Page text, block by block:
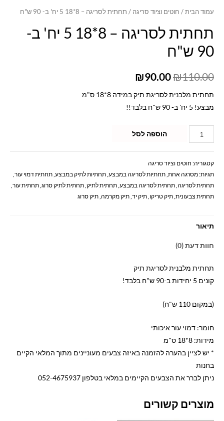
עמוד הבית / חוטים וציוד סריגה / תחתית לסריגה – 8*18 5 יח' ב- 90 ש"ח
תחתית לסריגה – 8*18 5 יח' ב-
90 ש"ח
₪110.00
₪90.00
תחתית מלבנית לסריגת תיק במידה 8*18 ס"מ
מבצע! 5 יח' ב- 90 ש"ח בלבד!!
הוספה לסל
קטגוריה: חוטים וציוד סריגה
תגיות:מסרגה אחת,תחתיות לסריגה במבצע,תחתיות לתיק במבצע,תחתית דמוי עור,
תחתית לסריגה,תחתית לסריגה במבצע,תחתית לתיק,תחתית לתיק סרוג,תחתית עור,
תחתית צבעונית,תיק טריקו,תיק יד,תיק מקרמה,תיק סרוג
תיאור
חוות דעת (0)
תחתית מלבנית לסריגת תיק
קונים 5 יחידות ב-90 ש"ח בלבד!
(במקום 110 ש"ח)
חומר: דמוי עור איכותי
מידות: 8*18 ס"מ
* יש לציין בהערה להזמנה באיזה צבעים מעוניינים מתוך המלאי הקיים
בחנות
ניתן לברר את הצבעים הקיימים במלאי בטלפון 052-4675937
מוצרים קשורים